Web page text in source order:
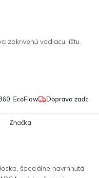
zakrivenú vodiacu lištu,
EcoFlow Doprava
Značka
špeciálne navrhnutá